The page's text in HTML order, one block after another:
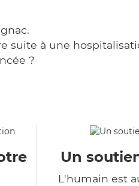
suite à une
?
Un
L'humain est